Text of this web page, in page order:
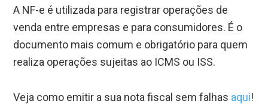
A NF-e é utilizada para registrar operações de
venda entre empresas e para consumidores. É o
documento mais comum e obrigatório para quem
realiza operações sujeitas ao ICMS ou ISS.
Veja como emitir a sua nota fiscal sem falhas aqui!